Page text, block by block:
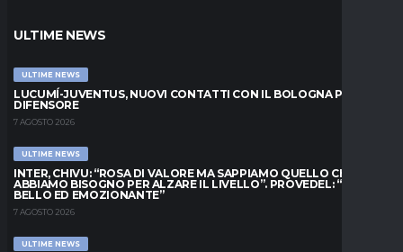
ULTIME NEWS
ULTIME NEWS
LUCUMÍ-JUVENTUS, NUOVI CONTATTI CON IL BOLOGNA PER IL
DIFENSORE
7 AGOSTO 2026
ULTIME NEWS
INTER, CHIVU: “ROSA DI VALORE MA SAPPIAMO QUELLO CHE
ABBIAMO BISOGNO PER ALZARE IL LIVELLO”. PROVEDEL: “MESE
BELLO ED EMOZIONANTE”
7 AGOSTO 2026
ULTIME NEWS